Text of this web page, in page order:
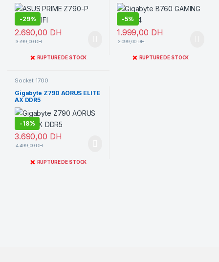
-29%
2.690,00 DH
3.799,00DH
❌ RUPTURE DE STOCK
-5%
1.999,00 DH
2.099,00DH
❌ RUPTURE DE STOCK
Socket 1700
Gigabyte Z790 AORUS ELITE
AX DDR5
-18%
3.690,00 DH
4.499,00DH
❌ RUPTURE DE STOCK